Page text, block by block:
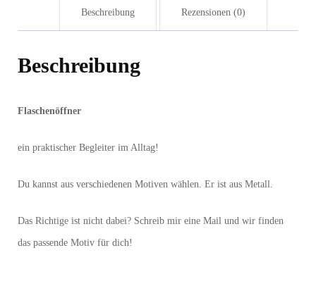
Beschreibung Rezensionen (0)
Beschreibung
Flaschenöffner
ein praktischer Begleiter im Alltag!
Du kannst aus verschiedenen Motiven wählen. Er ist aus Metall.
Das Richtige ist nicht dabei? Schreib mir eine Mail und wir finden
das passende Motiv für dich!